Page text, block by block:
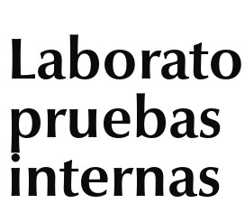
pruebas
internas